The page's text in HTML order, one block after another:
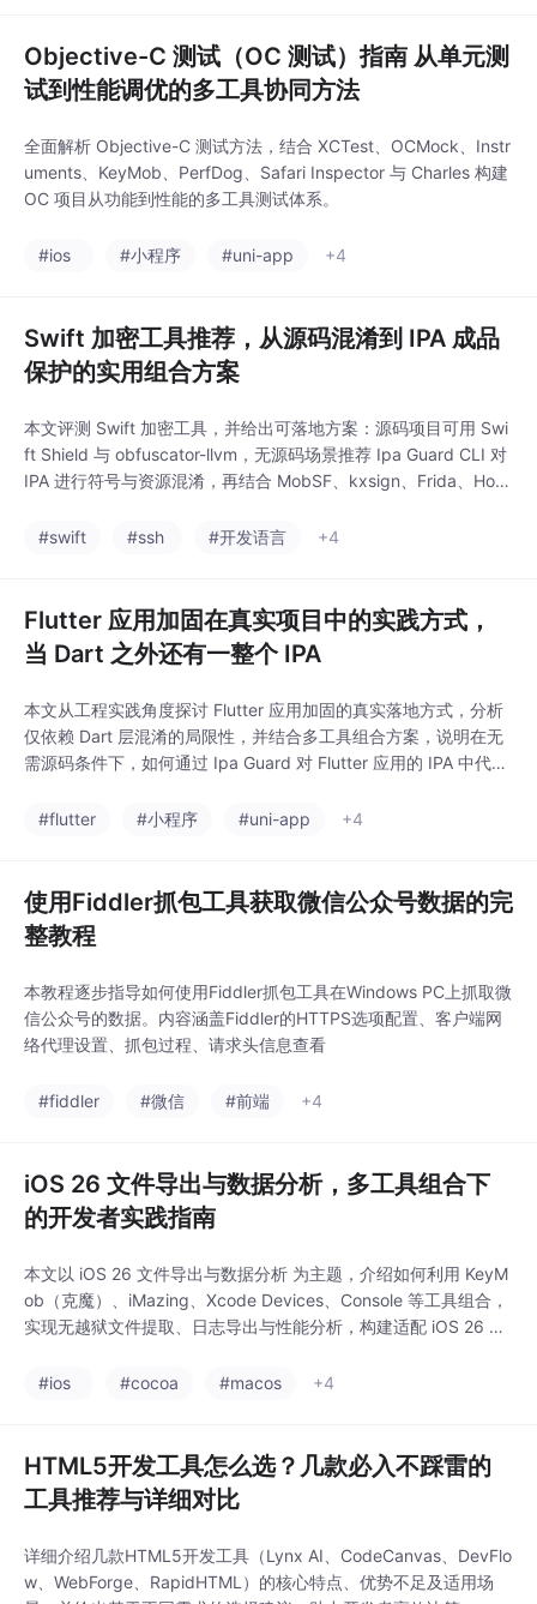
Objective-C 测试（OC 测试）指南 从单元测
试到性能调优的多工具协同方法
全面解析 Objective-C 测试方法，结合 XCTest、OCMock、Instr
uments、KeyMob、PerfDog、Safari Inspector 与 Charles 构建
OC 项目从功能到性能的多工具测试体系。
#ios #小程序 #uni-app +4
Swift 加密工具推荐，从源码混淆到 IPA 成品
保护的实用组合方案
本文评测 Swift 加密工具，并给出可落地方案：源码项目可用 Swi
ft Shield 与 obfuscator-llvm，无源码场景推荐 Ipa Guard CLI 对
IPA 进行符号与资源混淆，再结合 MobSF、kxsign、Frida、Hop
#swift
#ssh #开发语言 +4
Flutter 应用加固在真实项目中的实践方式，
当 Dart 之外还有一整个 IPA
本文从工程实践角度探讨 Flutter 应用加固的真实落地方式，分析
仅依赖 Dart 层混淆的局限性，并结合多工具组合方案，说明在无
需源码条件下，如何通过 Ipa Guard 对 Flutter 应用的 IPA 中代码
#flutter
#小程序 #uni-app +4
使用Fiddler抓包工具获取微信公众号数据的完
整教程
本教程逐步指导如何使用Fiddler抓包工具在Windows PC上抓取微
信公众号的数据。内容涵盖Fiddler的HTTPS选项配置、客户端网
络代理设置、抓包过程、请求头信息查看
#fiddler #微信 #前端 +4
iOS 26 文件导出与数据分析，多工具组合下
的开发者实践指南
本文以 iOS 26 文件导出与数据分析 为主题，介绍如何利用 KeyM
ob（克魔）、iMazing、Xcode Devices、Console 等工具组合，
实现无越狱文件提取、日志导出与性能分析，构建适配 iOS 26 的
#ios
#cocoa #macos +4
HTML5开发工具怎么选？几款必入不踩雷的
工具推荐与详细对比
详细介绍几款HTML5开发工具（Lynx AI、CodeCanvas、DevFlo
w、WebForge、RapidHTML）的核心特点、优势不足及适用场